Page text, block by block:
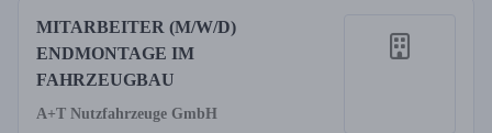
MITARBEITER (M/W/D)
ENDMONTAGE IM
FAHRZEUGBAU
A+T Nutzfahrzeuge GmbH